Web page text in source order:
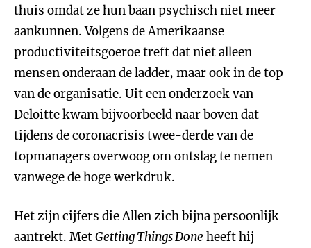
thuis omdat ze hun baan psychisch niet meer
aankunnen. Volgens de Amerikaanse
productiviteitsgoeroe treft dat niet alleen
mensen onderaan de ladder, maar ook in de top
van de organisatie. Uit een onderzoek van
Deloitte kwam bijvoorbeeld naar boven dat
tijdens de coronacrisis twee-derde van de
topmanagers overwoog om ontslag te nemen
vanwege de hoge werkdruk.
Het zijn cijfers die Allen zich bijna persoonlijk
aantrekt. MetGetting Things Done heeft hij